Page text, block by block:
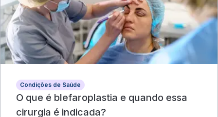
Condições de Saúde
O que é blefaroplastia e quando essa
cirurgia é indicada?